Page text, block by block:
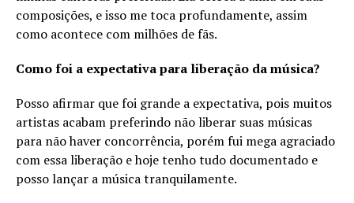
composições, e isso me toca profundamente, assim
como acontece com milhões de fãs.
Como foi a expectativa para liberação da música?
Posso afirmar que foi grande a expectativa, pois muitos
artistas acabam preferindo não liberar suas músicas
para não haver concorrência, porém fui mega agraciado
com essa liberação e hoje tenho tudo documentado e
posso lançar a música tranquilamente.